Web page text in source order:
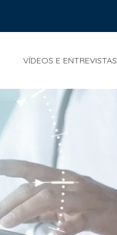
VÍDEOS E ENTREVISTAS